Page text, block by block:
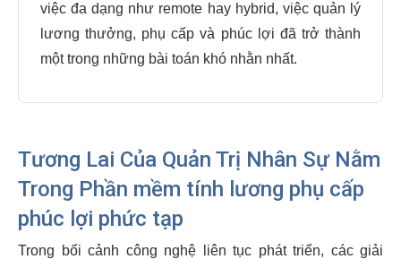
việc đa dạng như remote hay hybrid, việc quản lý
lương thưởng, phụ cấp và phúc lợi đã trở thành
một trong những bài toán khó nhằn nhất.
Tương Lai Của Quản Trị Nhân Sự Nằm
Trong Phần mềm tính lương phụ cấp
phúc lợi phức tạp
Trong bối cảnh công nghệ liên tục phát triển, các giải